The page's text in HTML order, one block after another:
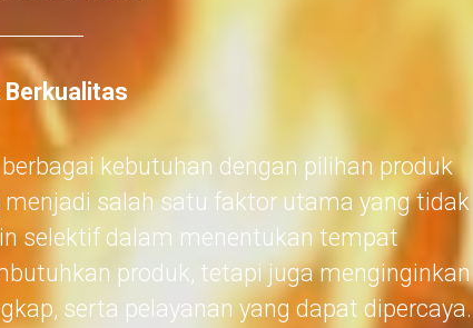
Berkualitas
kebutuhan dengan pilihan produk
menjadi salah satu faktor utama yang tidak
selektif dalam menentukan tempat
produk, tetapi juga menginginkan
serta pelayanan yang dapat dipercaya.